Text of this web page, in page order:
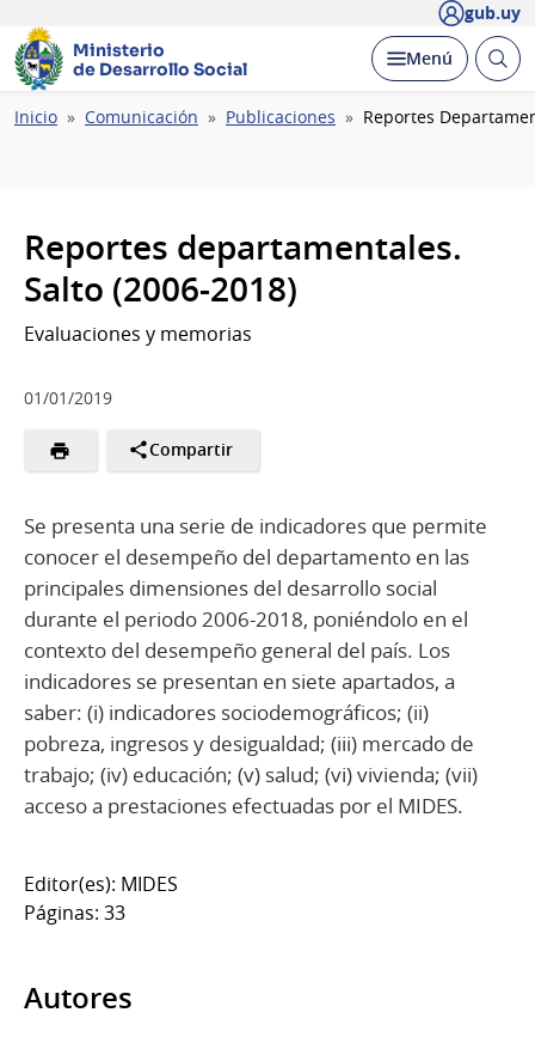
gub.uy
Ministerio
de Desarrollo Social
Desplegar
Menú Abrir
Ruta
Inicio Comunicación Publicaciones Reportes
Reportes departamentales.
Salto (2006-2018)
Evaluaciones y memorias
01/01/2019
Compartir
Se presenta una serie de indicadores que permite
conocer el desempeño del departamento en las
principales dimensiones del desarrollo social
durante el periodo 2006-2018, poniéndolo en el
contexto del desempeño general del país. Los
indicadores se presentan en siete apartados, a
saber: (i) indicadores sociodemográficos; (ii)
pobreza, ingresos y desigualdad; (iii) mercado de
trabajo; (iv) educación; (v) salud; (vi) vivienda; (vii)
acceso a prestaciones efectuadas por el MIDES.
Editor(es): MIDES
Páginas: 33
Autores